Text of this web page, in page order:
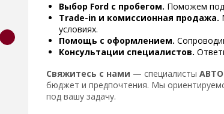
Выбор Ford с пробегом. Поможем
Trade-in и комиссионная продажа.
условиях.
Помощь с оформлением.
Консультации специалистов.
Свяжитесь с нами — специалисты
бюджет и предпочтения. Мы
под вашу задачу.